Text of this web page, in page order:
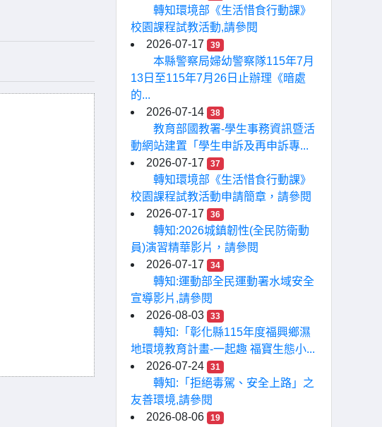
轉知環境部《生活惜食行動課》
校園課程試教活動,請參閱
2026-07-17
39
本縣警察局婦幼警察隊115年7月
13日至115年7月26日止辦理《暗處
的...
2026-07-14
38
教育部國教署-學生事務資訊暨活
動網站建置「學生申訴及再申訴專...
2026-07-17
37
轉知環境部《生活惜食行動課》
校園課程試教活動申請簡章，請參閱
2026-07-17
36
轉知:2026城鎮韌性(全民防衛動
員)演習精華影片，請參閱
2026-07-17
34
轉知:運動部全民運動署水域安全
宣導影片,請參閱
2026-08-03
33
轉知:「彰化縣115年度福興鄉濕
地環境教育計畫-一起趣 福寶生態小...
2026-07-24
31
轉知:「拒絕毒駕、安全上路」之
友善環境,請參閱
2026-08-06
19